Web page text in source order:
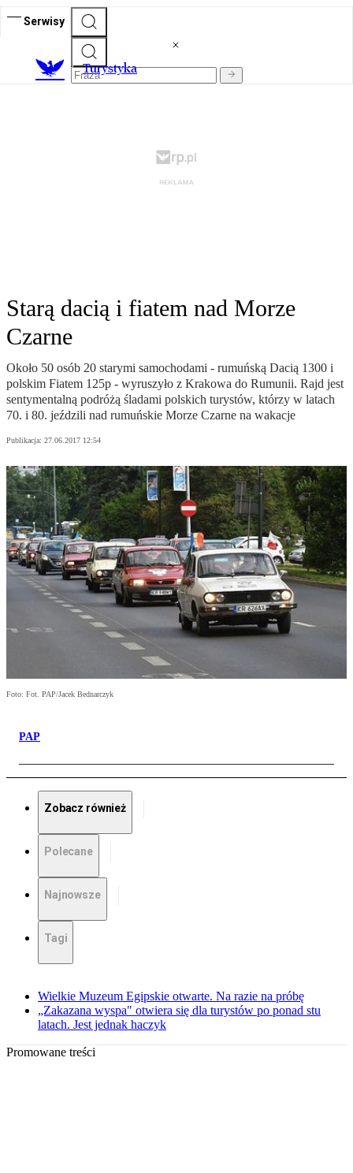
Serwisy
Turystyka
Starą dacią i fiatem nad Morze
Czarne
Około 50 osób 20 starymi samochodami - rumuńską Dacią 1300 i
polskim Fiatem 125p - wyruszyło z Krakowa do Rumunii. Rajd jest
sentymentalną podróżą śladami polskich turystów, którzy w latach
70. i 80. jeździli nad rumuńskie Morze Czarne na wakacje
Publikacja: 27.06.2017 12:54
Foto: Fot. PAP/Jacek Bednarczyk
PAP
Zobacz również
Polecane
Najnowsze
Tagi
Wielkie Muzeum Egipskie otwarte. Na razie na próbę
„Zakazana wyspa" otwiera się dla turystów po ponad stu
latach. Jest jednak haczyk
Promowane treści